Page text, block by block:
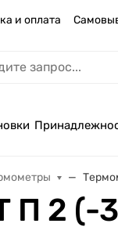
и оплата
П 2 (-